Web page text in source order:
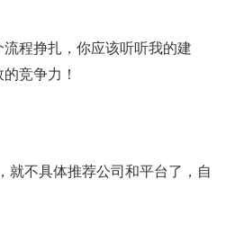
程挣扎，你应该听听我的建
竞争力！
就不具体推荐公司和平台了，自